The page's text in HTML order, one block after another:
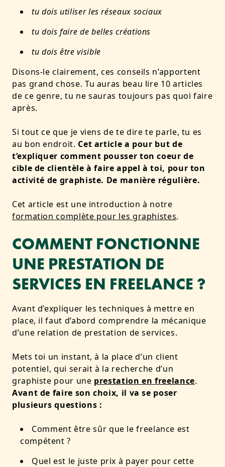
tu dois utiliser les réseaux sociaux
tu dois faire de belles créations
tu dois être visible
Disons-le clairement, ces conseils n’apportent
pas grand chose. Tu auras beau lire 10 articles
de ce genre, tu ne sauras toujours pas quoi faire
après.
Si tout ce que je viens de te dire te parle, tu es
au bon endroit. Cet article a pour but de
t’expliquer comment pousser ton coeur de
cible de clientèle à faire appel à toi, pour ton
activité de graphiste. De manière régulière.
Cet article est une introduction à notre
formation complète pour les graphistes.
COMMENT FONCTIONNE
UNE PRESTATION DE
SERVICES EN FREELANCE ?
Avant d’expliquer les techniques à mettre en
place, il faut d’abord comprendre la mécanique
d’une relation de prestation de services.
Mets toi un instant, à la place d’un client
potentiel, qui serait à la recherche d’un
graphiste pour une prestation en freelance.
Avant de faire son choix, il va se poser
plusieurs questions :
Comment être sûr que le freelance est
compétent ?
Quel est le juste prix à payer pour cette